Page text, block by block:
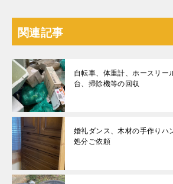
関連記事
自転車、体重計、ホースリー
台、掃除機等の回収
婚礼ダンス、木材の手作りハ
処分ご依頼